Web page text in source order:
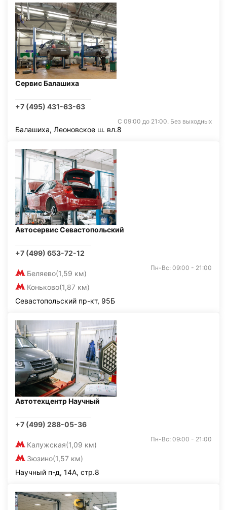
Сервис Балашиха
+7 (495) 431-63-63
С 09:00 до 21:00. Без выходных
Балашиха, Леоновское ш. вл.8
Автосервис Севастопольский
+7 (499) 653-72-12
Беляево(1,59 км)
Коньково(1,87 км)
Пн-Вс: 09:00 - 21:00
Севастопольский пр-кт, 95Б
Автотехцентр Научный
+7 (499) 288-05-36
Калужская(1,09 км)
Зюзино(1,57 км)
Пн-Вс: 09:00 - 21:00
Научный п-д, 14А, стр.8